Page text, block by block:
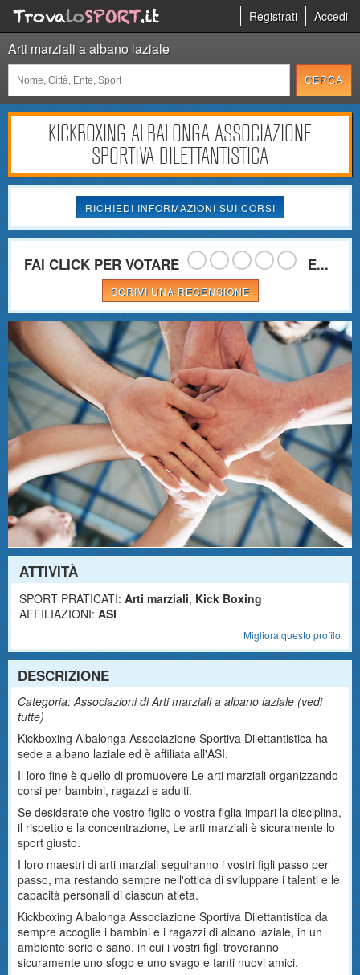
Registrati Accedi
Arti marziali a albano laziale
KICKBOXING ALBALONGA ASSOCIAZIONE
SPORTIVA DILETTANTISTICA
RICHIEDI INFORMAZIONI SUI CORSI
FAI CLICK PER VOTARE E...
SCRIVI UNA RECENSIONE
ATTIVITÀ
SPORT PRATICATI: Arti marziali, Kick Boxing
AFFILIAZIONI: ASI
Migliora questo profilo
DESCRIZIONE
Categoria: Associazioni di Arti marziali a albano laziale (vedi
tutte)
Kickboxing Albalonga Associazione Sportiva Dilettantistica ha
sede a albano laziale ed è affiliata all'ASI.
Il loro fine è quello di promuovere Le arti marziali organizzando
corsi per bambini, ragazzi e adulti.
Se desiderate che vostro figlio o vostra figlia impari la disciplina,
il rispetto e la concentrazione, Le arti marziali è sicuramente lo
sport giusto.
I loro maestri di arti marziali seguiranno i vostri figli passo per
passo, ma restando sempre nell'ottica di sviluppare i talenti e le
capacità personali di ciascun atleta.
Kickboxing Albalonga Associazione Sportiva Dilettantistica da
sempre accoglie i bambini e i ragazzi di albano laziale, in un
ambiente serio e sano, in cui i vostri figli troveranno
sicuramente uno sfogo e uno svago e tanti nuovi amici.